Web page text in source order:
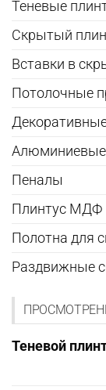
Теневые
Скрытый
Вставки в
Потолочные
Алюминиевые
Пеналы
Плинтус МДФ
Полотна для
Раздвижные
Теневой